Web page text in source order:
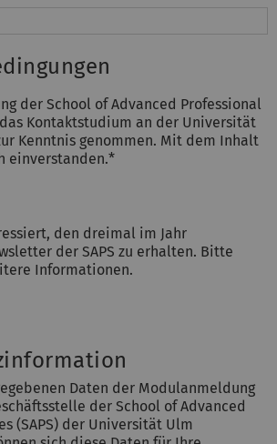
der School of Advanced Professional
das Kontaktstudium an der Universität
Kenntnis genommen. Mit dem Inhalt
einverstanden.*
den dreimal im Jahr
der SAPS zu erhalten. Bitte
Informationen.
Daten der Modulanmeldung
der School of Advanced
(SAPS) der Universität Ulm